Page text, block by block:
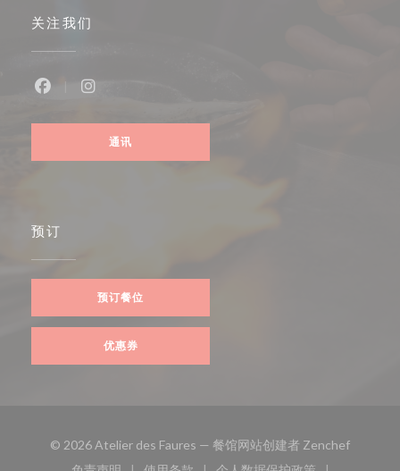
关注我们
通讯
预订
预订餐位
优惠券
© 2026 Atelier des Faures — 餐馆网站创建者 Zenchef((在新窗